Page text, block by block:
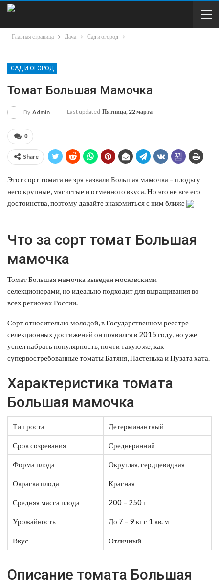
Главная страница Дача Сад и огород
САД И ОГОРОД
Томат Большая Мамочка
By Admin Last updated Пятница, 22 марта
0
Share
Этот сорт томата не зря назвали Большая мамочка – плоды у
него крупные, мясистые и отменного вкуса. Но это не все его
достоинства, поэтому давайте знакомиться с ним ближе
Что за сорт томат Большая
мамочка
Томат Большая мамочка выведен московскими
селекционерами, но идеально подходит для выращивания во
всех регионах России.
Сорт относительно молодой, в Государственном реестре
селекционных достижений он появился в 2015 году, но уже
успел набрать популярность, почти такую же, как
супервостребованные томаты Батяня, Настенька и Пузата хата.
Характеристика томата
Большая мамочка
Тип роста Детерминантный
Срок созревания Среднеранний
Форма плода Округлая, сердцевидная
Окраска плода Красная
Средняя масса плода 200 – 250 г
Урожайность До 7 – 9 кг с 1 кв. м
Вкус Отличный
Описание томата Большая